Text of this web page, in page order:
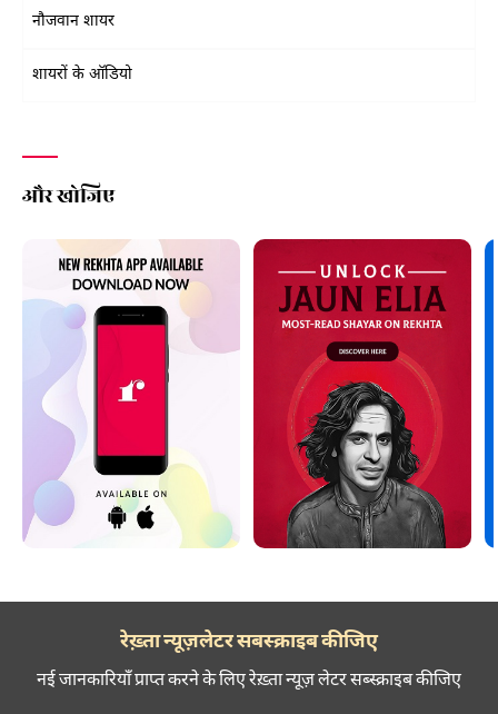
नौजवान शायर
शायरों के ऑडियो
और खोजिए
रेख़्ता न्यूज़लेटर सबस्क्राइब कीजिए
नई जानकारियाँ प्राप्त करने के लिए रेख़्ता न्यूज़ लेटर सब्स्क्राइब कीजिए